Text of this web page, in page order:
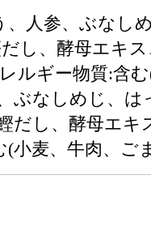
、人参、ぶなし
し、酵母エキ
ルギー物質:含
ぶなしめじ、は
だし、酵母エキ
小麦、牛肉、ご